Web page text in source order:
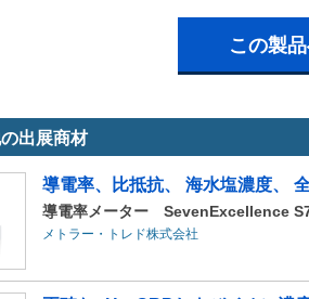
この製
出展商材
導電率、比抵抗、 海水塩濃度、
導電率メーター SevenExcellence
メトラー・トレド株式会社